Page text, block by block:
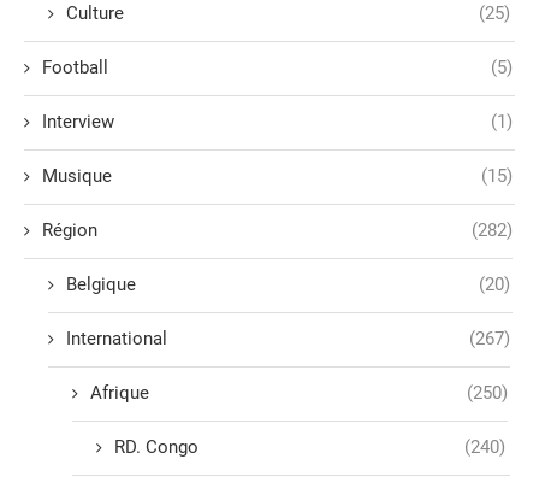
Culture (25)
Football (5)
Interview (1)
Musique (15)
Région (282)
Belgique (20)
International (267)
Afrique (250)
RD. Congo (240)